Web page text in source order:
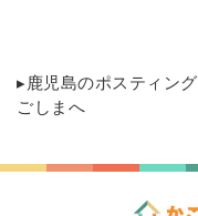
▸ 鹿児島のポスティング
ごしまへ